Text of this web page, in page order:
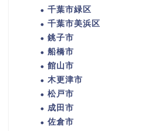
千葉市緑区
千葉市美浜区
銚子市
船橋市
館山市
木更津市
松戸市
成田市
佐倉市